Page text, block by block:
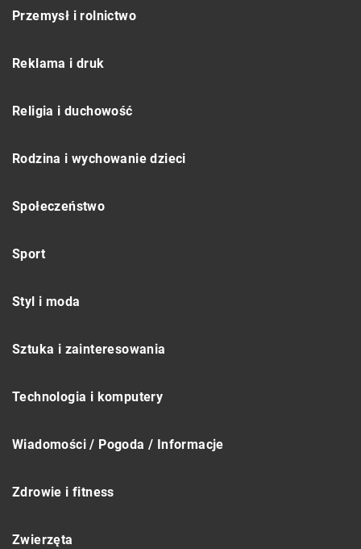
Przemysł i rolnictwo
Reklama i druk
Religia i duchowość
Rodzina i wychowanie dzieci
Społeczeństwo
Sport
Styl i moda
Sztuka i zainteresowania
Technologia i komputery
Wiadomości / Pogoda / Informacje
Zdrowie i fitness
Zwierzęta